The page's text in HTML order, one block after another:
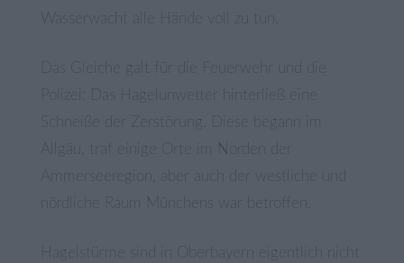
Wasserwacht alle Hände voll zu tun.
Das Gleiche galt für die Feuerwehr und die
Polizei: Das Hagelunwetter hinterließ eine
Schneiße der Zerstörung. Diese begann im
Allgäu, traf einige Orte im Norden der
Ammerseeregion, aber auch der westliche und
nördliche Raum Münchens war betroffen.
Hagelstürme sind in Oberbayern eigentlich nicht